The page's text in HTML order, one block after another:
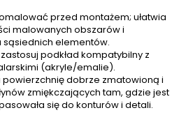
przed montażem; ułatwia
malowanych obszarów i
elementów.
podkład kompatybilny z
(akryle/emalie).
powierzchnię dobrze zmatowioną i
zmiękczających tam, gdzie jest
się do konturów i detali.